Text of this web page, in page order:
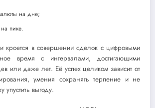
на дне;
пике.
кроется в совершении сделок с цифровыми
время с интервалами, достигающими
или даже лет. Её успех целиком зависит от
умения сохранять терпение и не
упустить выгоду.